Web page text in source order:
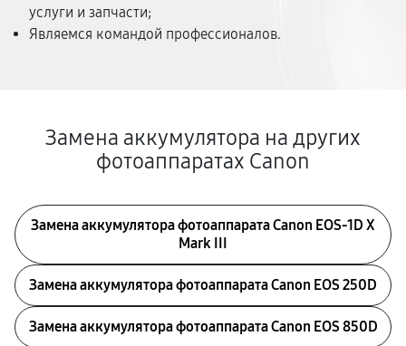
услуги и запчасти;
Являемся командой профессионалов.
Замена аккумулятора на других
фотоаппаратах Canon
Замена аккумулятора фотоаппарата Canon EOS‑1D X
Mark III
Замена аккумулятора фотоаппарата Canon EOS 250D
Замена аккумулятора фотоаппарата Canon EOS 850D